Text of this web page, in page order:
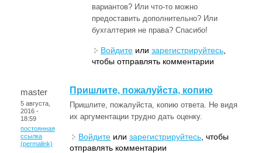
вариантов? Или что-то можно
предоставить дополнительно? Или
бухгалтерия не права? Спасибо!
Войдите или зарегистрируйтесь
чтобы отправлять комментарии
master
5 августа,
2016 -
18:59
постоянная
ссылка
(permalink)
Пришлите, пожалуйста, копию
Пришлите, пожалуйста, копию ответа. Не видя
их аргументации трудно дать оценку.
Войдите или зарегистрируйтесь , чтобы
отправлять комментарии